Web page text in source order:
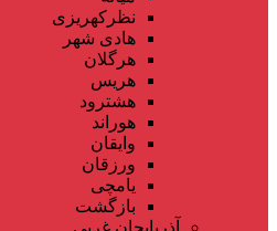
نظرکهریزی
هادی شهر
هرگلان
هریس
هشترود
هوراند
وایقان
ورزقان
یامچی
بازگشت
آذربایجان غربی